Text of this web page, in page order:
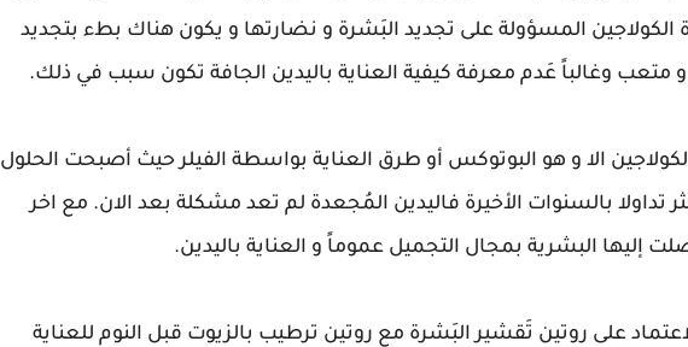
المسؤولة على تجديد البَشرة و نضارتها و يكون هناك بطء بتجديد
و متعب وغالباً عَدم معرفة كيفية العناية باليدين الجافة تكون سبب في ذلك.
الا و هو البوتوكس أو طرق العناية بواسطة الفيلر حيث أصبحت الحلول
تداولا بالسنوات الأخيرة فاليدين المُجعدة لم تعد مشكلة بعد الان. مع اخر
إليها البشرية بمجال التجميل عموماً و العناية باليدين.
على روتين تَقشير البَشرة مع روتين ترطيب بالزيوت قبل النوم للعناية